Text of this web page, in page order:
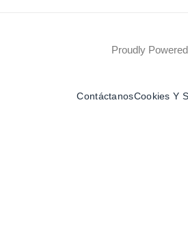
Proudly
ContáctanosCookies Y